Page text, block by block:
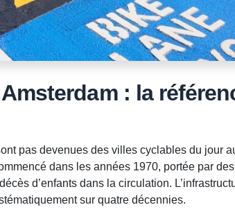
: la
pas devenues des villes cyclables du jour
dans les années 1970, portée par
d’enfants dans la circulation.
sur quatre décennies.